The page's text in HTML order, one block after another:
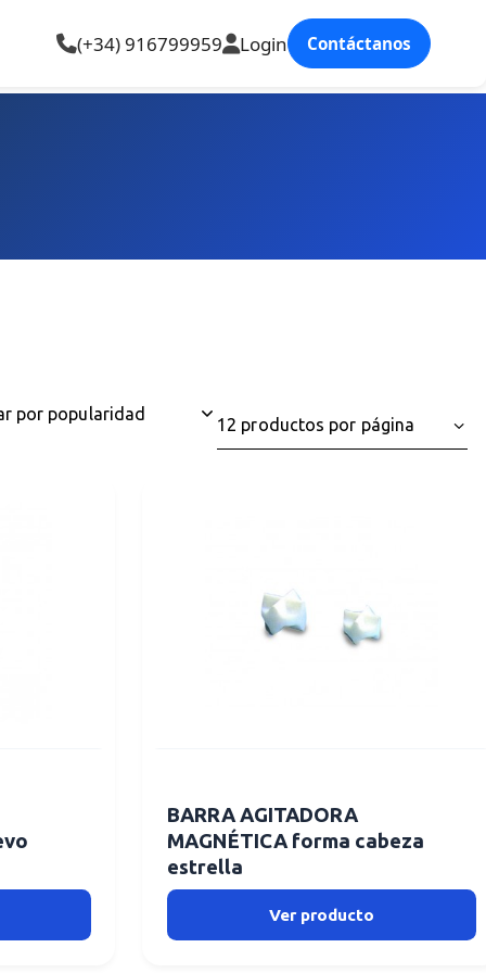
(+34) 916799959 Login Contáctanos
BARRA AGITADORA
MAGNÉTICA forma cabeza
estrella
Ver producto